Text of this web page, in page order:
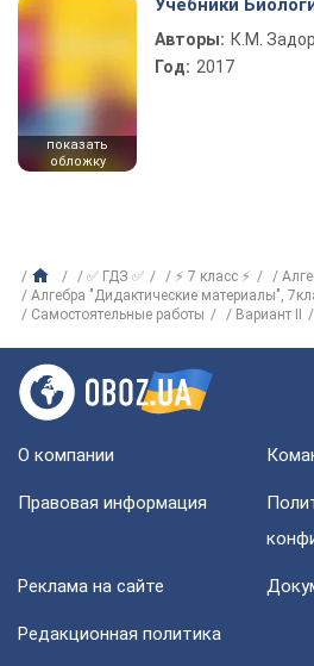
показать
обложку
Учебники
Авторы: К.М.
Год: 2017
✅ ГДЗ ✅ ⚡ 7 класс ⚡
Алгебра "Дидактические материалы",
Самостоятельные работы
Вариант II
О компании
Правовая информация
Реклама на сайте
Редакционная политика